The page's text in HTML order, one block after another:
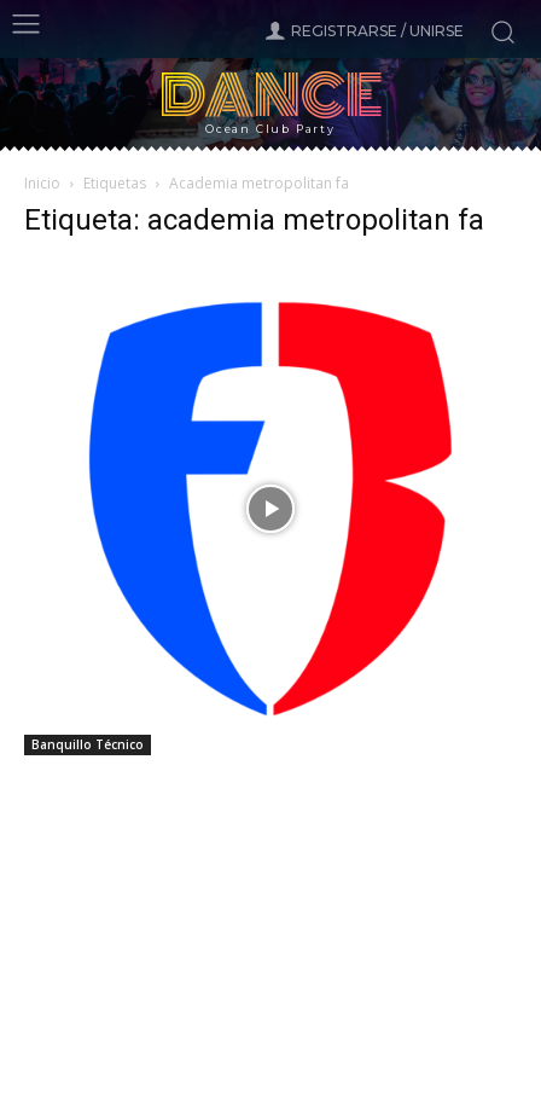
REGISTRARSE / UNIRSE
DANCE
Ocean Club Party
Inicio Etiquetas Academia metropolitan fa
Etiqueta: academia metropolitan fa
Banquillo Técnico